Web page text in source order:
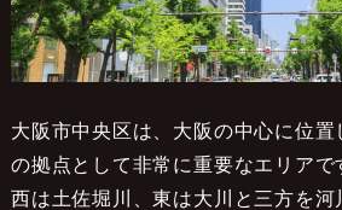
大阪市中央区は、大阪の中心に位
の拠点として非常に重要なエリアで
西は土佐堀川、東は大川と三方を河